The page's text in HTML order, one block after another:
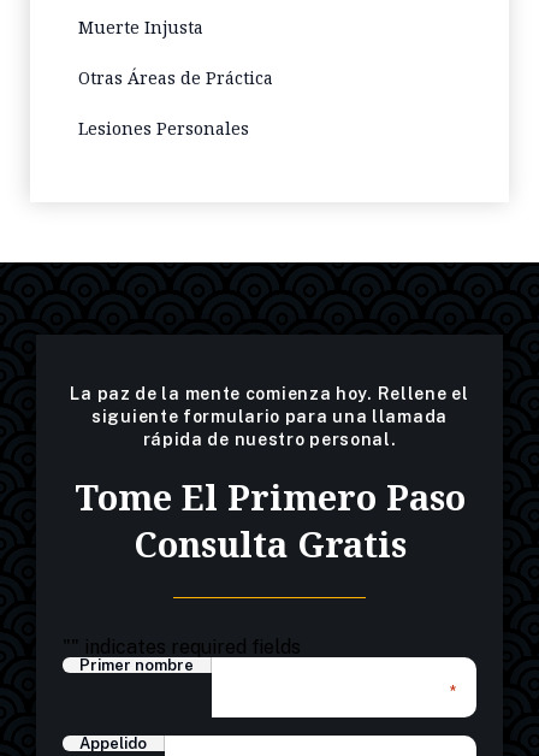
Muerte Injusta
Otras Áreas de Práctica
Lesiones Personales
La paz de la mente comienza hoy. Rellene el
siguiente formulario para una llamada
rápida de nuestro personal.
Tome El Primero Paso
Consulta Gratis
"" indicates required fields
Primer nombre
*
Appelido